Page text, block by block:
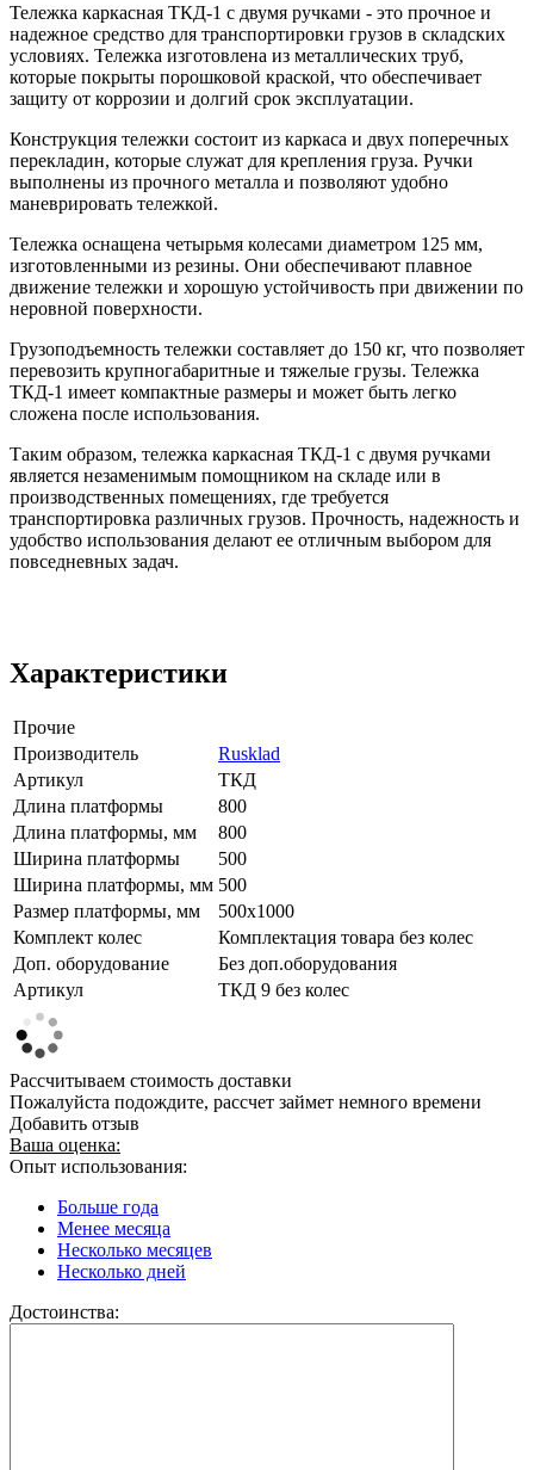
Тележка каркасная ТКД-1 с двумя ручками - это прочное и
надежное средство для транспортировки грузов в складских
условиях. Тележка изготовлена из металлических труб,
которые покрыты порошковой краской, что обеспечивает
защиту от коррозии и долгий срок эксплуатации.
Конструкция тележки состоит из каркаса и двух поперечных
перекладин, которые служат для крепления груза. Ручки
выполнены из прочного металла и позволяют удобно
маневрировать тележкой.
Тележка оснащена четырьмя колесами диаметром 125 мм,
изготовленными из резины. Они обеспечивают плавное
движение тележки и хорошую устойчивость при движении по
неровной поверхности.
Грузоподъемность тележки составляет до 150 кг, что позволяет
перевозить крупногабаритные и тяжелые грузы. Тележка
ТКД-1 имеет компактные размеры и может быть легко
сложена после использования.
Таким образом, тележка каркасная ТКД-1 с двумя ручками
является незаменимым помощником на складе или в
производственных помещениях, где требуется
транспортировка различных грузов. Прочность, надежность и
удобство использования делают ее отличным выбором для
повседневных задач.
Характеристики
Прочие
Производитель
Rusklad
Артикул
ТКД
Длина платформы
800
Длина платформы, мм
800
Ширина платформы
500
Ширина платформы, мм 500
Размер платформы, мм
500х1000
Комплект колес
Комплектация товара без колес
Доп. оборудование
Без доп.оборудования
Артикул
ТКД 9 без колес
Рассчитываем стоимость доставки
Пожалуйста подождите, рассчет займет немного времени
Добавить отзыв
Ваша оценка:
Опыт использования:
Больше года
Менее месяца
Несколько месяцев
Несколько дней
Достоинства: